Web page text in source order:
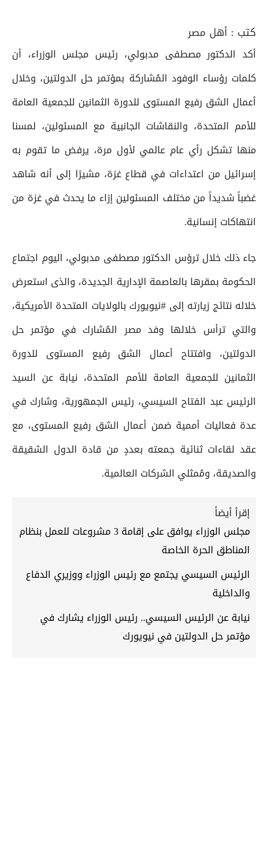
كتب : أهل مصر
أكد الدكتور مصطفى مدبولي، رئيس مجلس الوزراء، أن
كلمات رؤساء الوفود المُشاركة بمؤتمر حل الدولتين، وخلال
أعمال الشق رفيع المستوى للدورة الثمانين للجمعية العامة
للأمم المتحدة، والنقاشات الجانبية مع المسئولين، لمسنا
منها تشكل رأي عام عالمي لأول مرة، يرفض ما تقوم به
إسرائيل من اعتداءات في قطاع غزة، مشيرًا إلى أنه شاهد
غضباً شديداً من مختلف المسئولين إزاء ما يحدث في غزة من
انتهاكات إنسانية.
جاء ذلك خلال ترؤس الدكتور مصطفى مدبولي، اليوم اجتماع
الحكومة بمقرها بالعاصمة الإدارية الجديدة، والذى استعرض
خلاله نتائج زيارته إلى #نيويورك بالولايات المتحدة الأمريكية،
والتي ترأس خلالها وفد مصر المُشارك في مؤتمر حل
الدولتين، وافتتاح أعمال الشق رفيع المستوى للدورة
الثمانين للجمعية العامة للأمم المتحدة، نيابة عن السيد
الرئيس عبد الفتاح السيسي، رئيس الجمهورية، وشارك في
عدة فعاليات أممية ضمن أعمال الشق رفيع المستوى، مع
عقد لقاءات ثنائية جمعته بعددٍ من قادة الدول الشقيقة
والصديقة، ومُمثلي الشركات العالمية.
إقرأ أيضاً
مجلس الوزراء يوافق على إقامة 3 مشروعات للعمل بنظام
المناطق الحرة الخاصة
الرئيس السيسي يجتمع مع رئيس الوزراء ووزيري الدفاع
والداخلية
نيابة عن الرئيس السيسي.. رئيس الوزراء يشارك في
مؤتمر حل الدولتين في نيويورك